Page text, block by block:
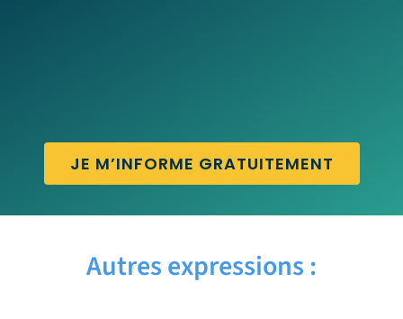
JE M’INFORME GRATUITEMENT
Autres expressions :